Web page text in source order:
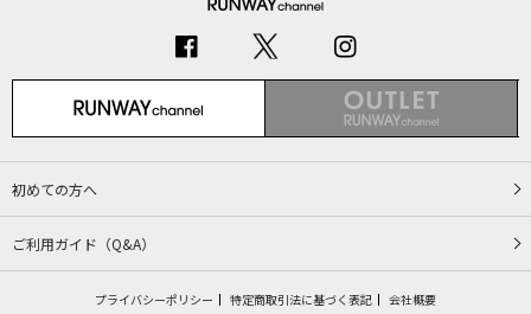
初めての方へ
ご利用ガイド（Q&A）
プライバシーポリシー 特定商取引法に基づく表記 会社概要